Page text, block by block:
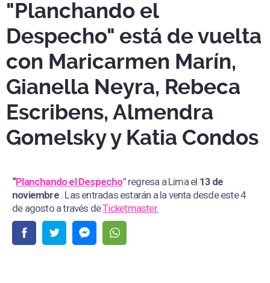
"Planchando el
Despecho" está de vuelta
con Maricarmen Marín,
Gianella Neyra, Rebeca
Escribens, Almendra
Gomelsky y Katia Condos
“Planchando el Despecho” regresa a Lima el 13 de
noviembre . Las entradas estarán a la venta desde este 4
de agosto a través deTicketmaster.